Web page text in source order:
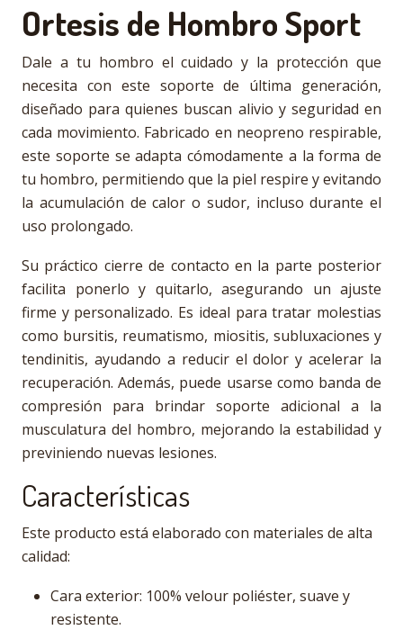
Ortesis de Hombro Sport
Dale a tu hombro el cuidado y la protección que
necesita con este soporte de última generación,
diseñado para quienes buscan alivio y seguridad en
cada movimiento. Fabricado en neopreno respirable,
este soporte se adapta cómodamente a la forma de
tu hombro, permitiendo que la piel respire y evitando
la acumulación de calor o sudor, incluso durante el
uso prolongado.
Su práctico cierre de contacto en la parte posterior
facilita ponerlo y quitarlo, asegurando un ajuste
firme y personalizado. Es ideal para tratar molestias
como bursitis, reumatismo, miositis, subluxaciones y
tendinitis, ayudando a reducir el dolor y acelerar la
recuperación. Además, puede usarse como banda de
compresión para brindar soporte adicional a la
musculatura del hombro, mejorando la estabilidad y
previniendo nuevas lesiones.
Características
Este producto está elaborado con materiales de alta
calidad:
Cara exterior: 100% velour poliéster, suave y
resistente.